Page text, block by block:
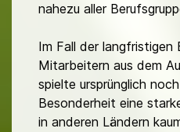
nahezu aller
Im Fall der langfristigen
Mitarbeitern aus dem
spielte ursprünglich
Besonderheit eine
in anderen Ländern